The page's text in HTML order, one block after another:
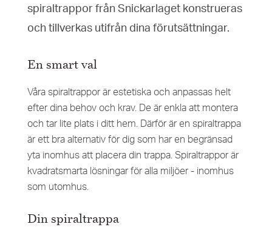
spiraltrappor från Snickarlaget konstrueras
och tillverkas utifrån dina förutsättningar.
En smart val
Våra spiraltrappor är estetiska och anpassas helt
efter dina behov och krav. De är enkla att montera
och tar lite plats i ditt hem. Därför är en spiraltrappa
är ett bra alternativ för dig som har en begränsad
yta inomhus att placera din trappa. Spiraltrappor är
kvadratsmarta lösningar för alla miljöer - inomhus
som utomhus.
Din spiraltrappa